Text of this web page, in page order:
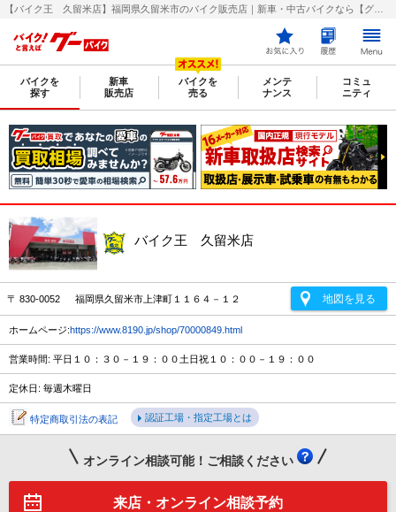
バイクを
探す
新車
販売店
バイクを
売る
メンテ
ナンス
コミュ
ニティ
バイク王 久留米店
〒 830-0052 福岡県久留米市上津町１１６４－１２ 地図を見る
ホームページ:https://www.8190.jp/shop/70000849.html
営業時間: 平日１０：３０－１９：００土日祝１０：００－１９：００
定休日: 毎週木曜日
特定商取引法の表記 認証工場・指定工場とは
オンライン相談可能！ご相談ください
来店・オンライン相談予約